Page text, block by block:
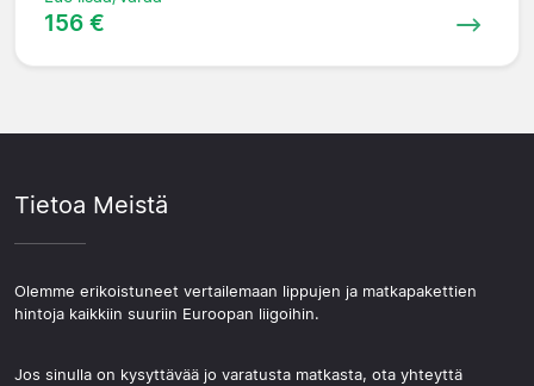
156 €
Tietoa Meistä
Olemme erikoistuneet vertailemaan lippujen ja matkapakettien
hintoja kaikkiin suuriin Euroopan liigoihin.
Jos sinulla on kysyttävää jo varatusta matkasta, ota yhteyttä